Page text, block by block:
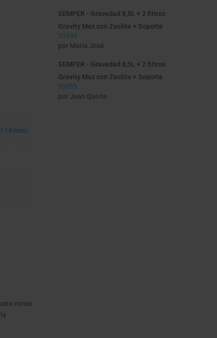
19 mm)
zonas
SEMPER - Gravedad 8,5L + 2 filtros
Gravity Max con Zeolita + Soporte
Valorado con
por María José
SEMPER - Gravedad 8,5L + 2 filtros
Gravity Max con Zeolita + Soporte
Valorado con
por Juan Quirós